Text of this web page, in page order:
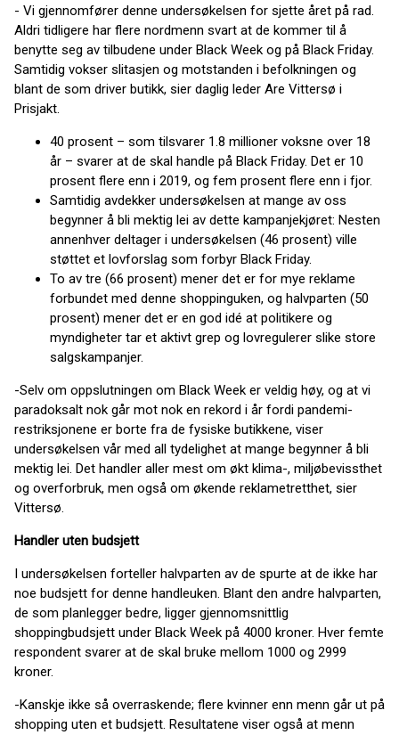
- Vi gjennomfører denne undersøkelsen for sjette året på rad.
Aldri tidligere har flere nordmenn svart at de kommer til å
benytte seg av tilbudene under Black Week og på Black Friday.
Samtidig vokser slitasjen og motstanden i befolkningen og
blant de som driver butikk, sier daglig leder Are Vittersø i
Prisjakt.
40 prosent – som tilsvarer 1.8 millioner voksne over 18
år – svarer at de skal handle på Black Friday. Det er 10
prosent flere enn i 2019, og fem prosent flere enn i fjor.
Samtidig avdekker undersøkelsen at mange av oss
begynner å bli mektig lei av dette kampanjekjøret: Nesten
annenhver deltager i undersøkelsen (46 prosent) ville
støttet et lovforslag som forbyr Black Friday.
To av tre (66 prosent) mener det er for mye reklame
forbundet med denne shoppinguken, og halvparten (50
prosent) mener det er en god idé at politikere og
myndigheter tar et aktivt grep og lovregulerer slike store
salgskampanjer.
-Selv om oppslutningen om Black Week er veldig høy, og at vi
paradoksalt nok går mot nok en rekord i år fordi pandemi-
restriksjonene er borte fra de fysiske butikkene, viser
undersøkelsen vår med all tydelighet at mange begynner å bli
mektig lei. Det handler aller mest om økt klima-, miljøbevissthet
og overforbruk, men også om økende reklametretthet, sier
Vittersø.
Handler uten budsjett
I undersøkelsen forteller halvparten av de spurte at de ikke har
noe budsjett for denne handleuken. Blant den andre halvparten,
de som planlegger bedre, ligger gjennomsnittlig
shoppingbudsjett under Black Week på 4000 kroner. Hver femte
respondent svarer at de skal bruke mellom 1000 og 2999
kroner.
-Kanskje ikke så overraskende; flere kvinner enn menn går ut på
shopping uten et budsjett. Resultatene viser også at menn